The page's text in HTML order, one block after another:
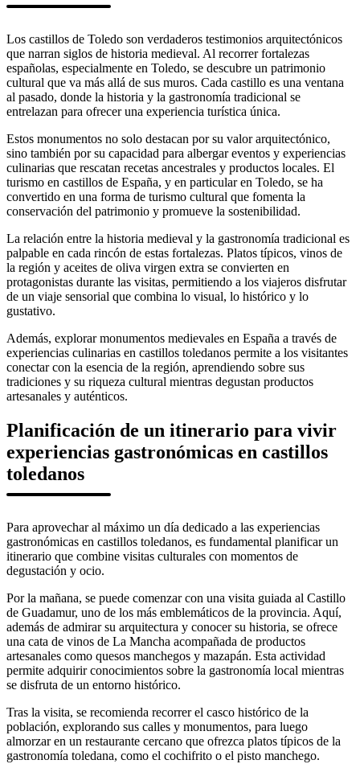
Los castillos de Toledo son verdaderos testimonios arquitectónicos
que narran siglos de historia medieval. Al recorrer fortalezas
españolas, especialmente en Toledo, se descubre un patrimonio
cultural que va más allá de sus muros. Cada castillo es una ventana
al pasado, donde la historia y la gastronomía tradicional se
entrelazan para ofrecer una experiencia turística única.
Estos monumentos no solo destacan por su valor arquitectónico,
sino también por su capacidad para albergar eventos y experiencias
culinarias que rescatan recetas ancestrales y productos locales. El
turismo en castillos de España, y en particular en Toledo, se ha
convertido en una forma de turismo cultural que fomenta la
conservación del patrimonio y promueve la sostenibilidad.
La relación entre la historia medieval y la gastronomía tradicional es
palpable en cada rincón de estas fortalezas. Platos típicos, vinos de
la región y aceites de oliva virgen extra se convierten en
protagonistas durante las visitas, permitiendo a los viajeros disfrutar
de un viaje sensorial que combina lo visual, lo histórico y lo
gustativo.
Además, explorar monumentos medievales en España a través de
experiencias culinarias en castillos toledanos permite a los visitantes
conectar con la esencia de la región, aprendiendo sobre sus
tradiciones y su riqueza cultural mientras degustan productos
artesanales y auténticos.
Planificación de un itinerario para vivir
experiencias gastronómicas en castillos
toledanos
Para aprovechar al máximo un día dedicado a las experiencias
gastronómicas en castillos toledanos, es fundamental planificar un
itinerario que combine visitas culturales con momentos de
degustación y ocio.
Por la mañana, se puede comenzar con una visita guiada al Castillo
de Guadamur, uno de los más emblemáticos de la provincia. Aquí,
además de admirar su arquitectura y conocer su historia, se ofrece
una cata de vinos de La Mancha acompañada de productos
artesanales como quesos manchegos y mazapán. Esta actividad
permite adquirir conocimientos sobre la gastronomía local mientras
se disfruta de un entorno histórico.
Tras la visita, se recomienda recorrer el casco histórico de la
población, explorando sus calles y monumentos, para luego
almorzar en un restaurante cercano que ofrezca platos típicos de la
gastronomía toledana, como el cochifrito o el pisto manchego.